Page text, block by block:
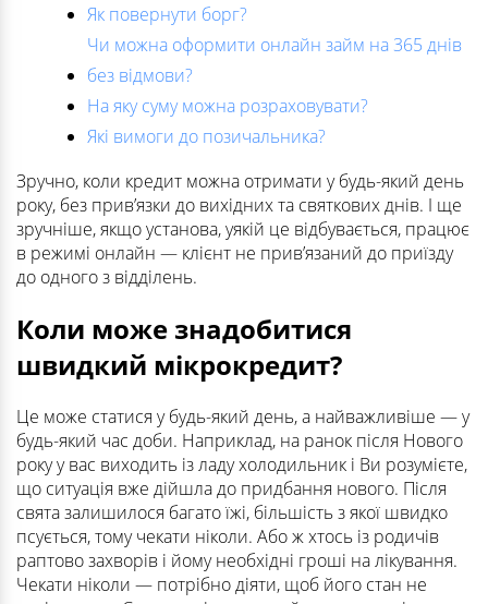
Як повернути борг?
Чи можна оформити онлайн займ на 365 днів
без відмови?
На яку суму можна розраховувати?
Які вимоги до позичальника?
Зручно, коли кредит можна отримати у будь-який день
року, без прив’язки до вихідних та святкових днів. І ще
зручніше, якщо установа, уякій це відбувається, працює
в режимі онлайн — клієнт не прив’язаний до приїзду
до одного з відділень.
Коли може знадобитися
швидкий мікрокредит?
Це може статися у будь-який день, а найважливіше — у
будь-який час доби. Наприклад, на ранок після Нового
року у вас виходить із ладу холодильник і Ви розумієте,
що ситуація вже дійшла до придбання нового. Після
свята залишилося багато їжі, більшість з якої швидко
псується, тому чекати ніколи. Або ж хтось із родичів
раптово захворів і йому необхідні гроші на лікування.
Чекати ніколи — потрібно діяти, щоб його стан не